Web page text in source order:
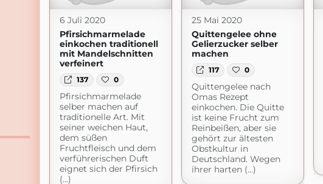
6 Juli 2020
Pfirsichmarmelade
einkochen traditionell
mit Mandelschnitten
verfeinert
137 0
Pfirsichmarmelade
selber machen auf
traditionelle Art. Mit
seiner weichen Haut,
dem süßen
Fruchtfleisch und dem
verführerischen Duft
eignet sich der Pfirsich
(...)
25 Mai 2020
Quittengelee ohne
Gelierzucker selber
machen
117 0
Quittengelee nach
Omas Rezept
einkochen. Die Quitte
ist keine Frucht zum
Reinbeißen, aber sie
gehört zur ältesten
Obstkultur in
Deutschland. Wegen
ihrer harten (...)